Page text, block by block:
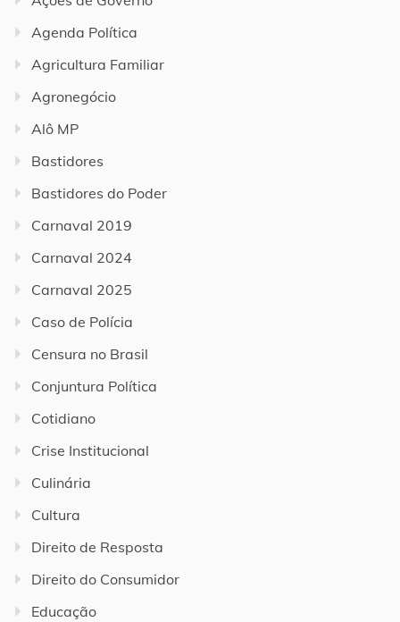
Agenda Política
Agricultura Familiar
Agronegócio
Alô MP
Bastidores
Bastidores do Poder
Carnaval 2019
Carnaval 2024
Carnaval 2025
Caso de Polícia
Censura no Brasil
Conjuntura Política
Cotidiano
Crise Institucional
Culinária
Cultura
Direito de Resposta
Direito do Consumidor
Educação